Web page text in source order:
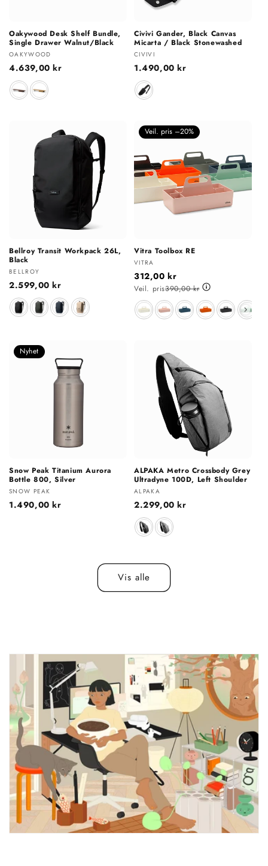
Oakywood Desk Shelf Bundle,
Single Drawer Walnut/Black
Selger:
OAKYWOOD
Vanlig
pris
4.639,00 kr
Farge
Civivi Gander, Black Canvas
Micarta / Black Stonewashed
Selger:
CIVIVI
Vanlig
pris
1.490,00 kr
Farge
Bellroy Transit Workpack 26L,
Black
Selger:
BELLROY
Vanlig
pris
2.599,00 kr
Farge
Veil. pris –20%
Vitra Toolbox RE
Selger:
VITRA
312,00 kr
Veil. pris390,00 kr
Farge
Nyhet
Snow Peak Titanium Aurora
Bottle 800, Silver
Selger:
SNOW PEAK
Vanlig
1.490,00 kr
ALPAKA Metro Crossbody Grey
Ultradyne 100D, Left Shoulder
Selger:
ALPAKA
Vanlig
pris
2.299,00 kr
Farge
Vis alle